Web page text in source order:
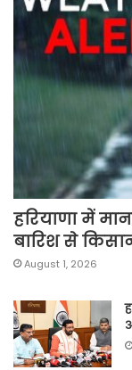
हरियाणा में
बारिश से
August 1, 2026